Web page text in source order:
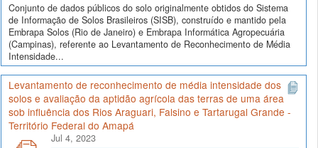
Conjunto de dados públicos do solo originalmente obtidos do Sistema
de Informação de Solos Brasileiros (SISB), construído e mantido pela
Embrapa Solos (Rio de Janeiro) e Embrapa Informática Agropecuária
(Campinas), referente ao Levantamento de Reconhecimento de Média
Intensidade...
Levantamento de reconhecimento de média intensidade dos
solos e avaliação da aptidão agrícola das terras de uma área
sob influência dos Rios Araguari, Falsino e Tartarugal Grande -
Território Federal do Amapá
Jul 4, 2023